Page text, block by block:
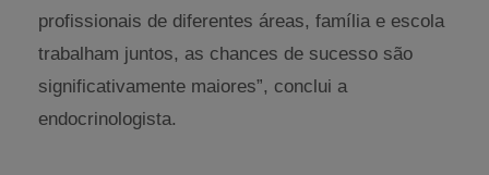
profissionais de diferentes áreas, família e escola
trabalham juntos, as chances de sucesso são
significativamente maiores”, conclui a
endocrinologista.